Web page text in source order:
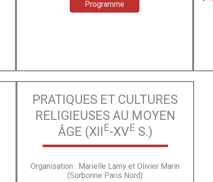
Programme
PRATIQUES ET CULTURES
RELIGIEUSES AU MOYEN
ÂGE (XII E-XVE S.)
Organisation : Marielle Lamy et Olivier Marin
(Sorbonne Paris Nord)